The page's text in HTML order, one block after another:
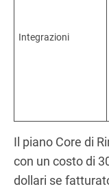
Integrazioni
Il piano Core di
con un costo di
dollari se